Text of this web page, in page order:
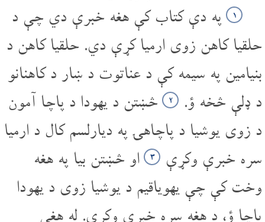
۱ په دې کتاب کې هغه خبرې دي چې د
حلقیا کاهن زوی ارمیا کړې دي. حلقیا کاهن د
بنیامین په سیمه کې د عناتوت د ښار د کاهنانو
د ډلې څخه ؤ.
۲ څښتن د یهودا د پاچا آمون
د زوی یوشیا د پاچاهۍ په دیارلسم کال د ارمیا
سره خبرې وکړې
۳ او څښتن بیا په هغه
وخت کې چې یهویاقیم د یوشیا زوی د یهودا
پاچا ؤ، د هغه سره خبرې وکړې. له هغې